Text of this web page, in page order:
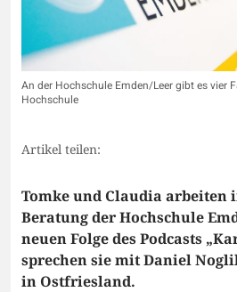
An der Hochschule Emden/Leer gibt es vier
Hochschule
Artikel teilen:
Tomke und Claudia arbeiten
Beratung der Hochschule
neuen Folge des Podcasts
sprechen sie mit Daniel
in Ostfriesland.